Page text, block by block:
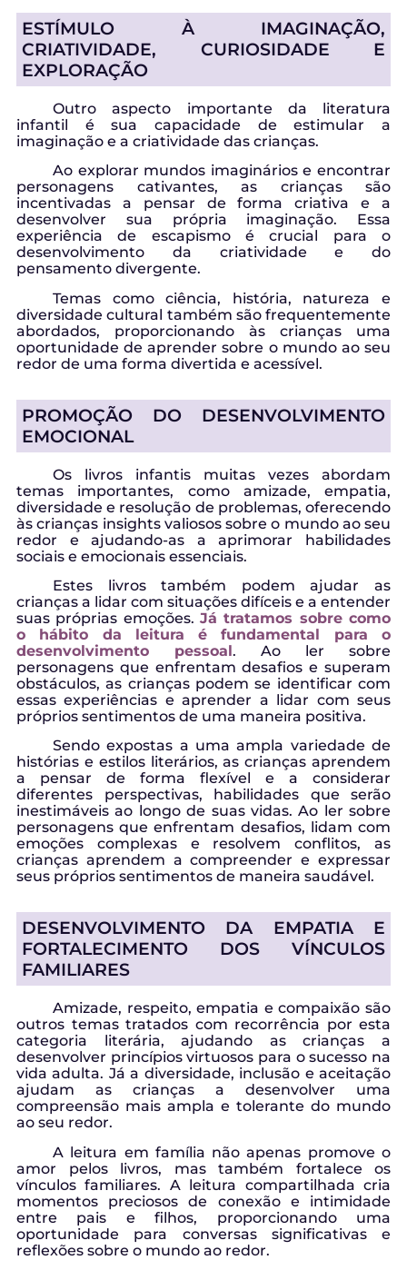
ESTÍMULO À IMAGINAÇÃO,
CRIATIVIDADE, CURIOSIDADE E
EXPLORAÇÃO
Outro aspecto importante da literatura
infantil é sua capacidade de estimular a
imaginação e a criatividade das crianças.
Ao explorar mundos imaginários e encontrar
personagens cativantes, as crianças são
incentivadas a pensar de forma criativa e a
desenvolver sua própria imaginação. Essa
experiência de escapismo é crucial para o
desenvolvimento da criatividade e do
pensamento divergente.
Temas como ciência, história, natureza e
diversidade cultural também são frequentemente
abordados, proporcionando às crianças uma
oportunidade de aprender sobre o mundo ao seu
redor de uma forma divertida e acessível.
PROMOÇÃO DO DESENVOLVIMENTO
EMOCIONAL
Os livros infantis muitas vezes abordam
temas importantes, como amizade, empatia,
diversidade e resolução de problemas, oferecendo
às crianças insights valiosos sobre o mundo ao seu
redor e ajudando-as a aprimorar habilidades
sociais e emocionais essenciais.
Estes livros também podem ajudar as
crianças a lidar com situações difíceis e a entender
suas próprias emoções. Já tratamos sobre como
o hábito da leitura é fundamental para o
desenvolvimento pessoal. Ao ler sobre
personagens que enfrentam desafios e superam
obstáculos, as crianças podem se identificar com
essas experiências e aprender a lidar com seus
próprios sentimentos de uma maneira positiva.
Sendo expostas a uma ampla variedade de
histórias e estilos literários, as crianças aprendem
a pensar de forma flexível e a considerar
diferentes perspectivas, habilidades que serão
inestimáveis ao longo de suas vidas. Ao ler sobre
personagens que enfrentam desafios, lidam com
emoções complexas e resolvem conflitos, as
crianças aprendem a compreender e expressar
seus próprios sentimentos de maneira saudável.
DESENVOLVIMENTO DA EMPATIA E
FORTALECIMENTO DOS VÍNCULOS
FAMILIARES
Amizade, respeito, empatia e compaixão são
outros temas tratados com recorrência por esta
categoria literária, ajudando as crianças a
desenvolver princípios virtuosos para o sucesso na
vida adulta. Já a diversidade, inclusão e aceitação
ajudam as crianças a desenvolver uma
compreensão mais ampla e tolerante do mundo
ao seu redor.
A leitura em família não apenas promove o
amor pelos livros, mas também fortalece os
vínculos familiares. A leitura compartilhada cria
momentos preciosos de conexão e intimidade
entre pais e filhos, proporcionando uma
oportunidade para conversas significativas e
reflexões sobre o mundo ao redor.